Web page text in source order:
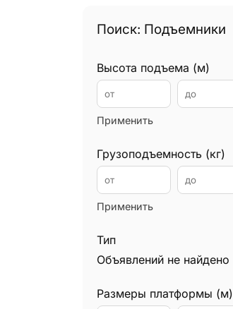
Поиск: Подъемники
Высота подъема (м)
Применить
Грузоподъемность (кг)
Применить
Тип
Объявлений не найдено
Размеры платформы (м)